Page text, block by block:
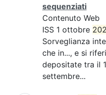
sequenziati
Contenuto Web
ISS 1 ottobre
Sorveglianza
che in..., e si
depositate tra il
settembre...